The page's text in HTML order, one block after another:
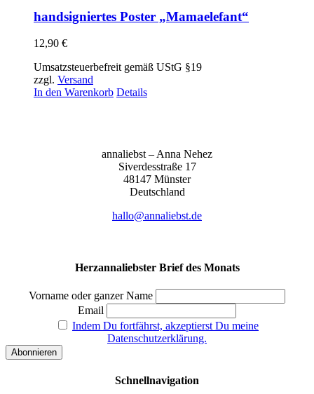
handsigniertes Poster „Mamaelefant“
12,90 €
Umsatzsteuerbefreit gemäß UStG §19
zzgl. Versand
In den Warenkorb Details
anna­liebst – Anna Nehez
Sive­r­des­stra­ße 17
48147 Müns­ter
Deutsch­land
hallo@annaliebst.de
Herzannaliebster Brief des Monats
Vorname oder ganzer Name
Email
Indem Du fortfährst, akzeptierst Du meine
Datenschutzerklärung.
Schnellnavigation